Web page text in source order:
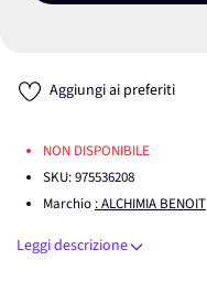
Aggiungi ai preferiti
NON DISPONIBILE
SKU:975536208
Marchio : ALCHIMIA BENOIT
Leggi descrizione